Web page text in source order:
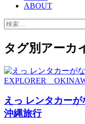
ABOUT
検
タグ別アーカ
EXPLORER
えっ レンタカーが
沖縄旅行